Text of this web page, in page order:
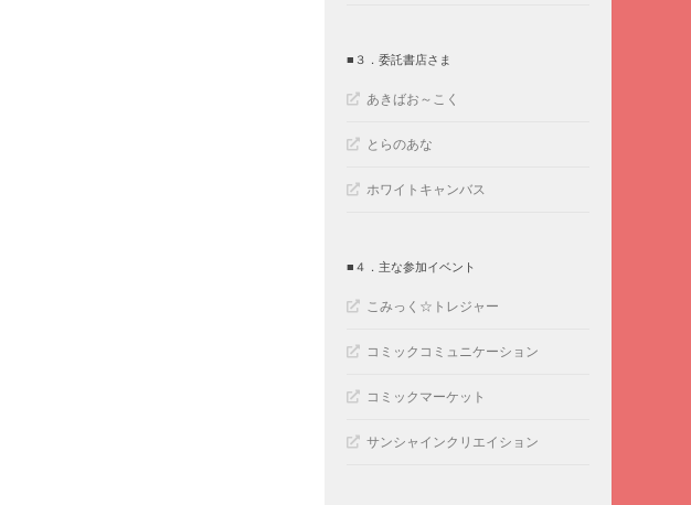
■３．委託書店さま
あきばお～こく
とらのあな
ホワイトキャンバス
■４．主な参加イベント
こみっく☆トレジャー
コミックコミュニケーション
コミックマーケット
サンシャインクリエイション